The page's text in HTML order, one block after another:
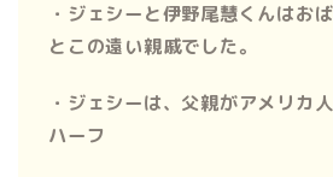
・ジェシーと伊野尾慧くんはお
とこの遠い親戚でした。
・ジェシーは、父親がアメリカ
ハーフ